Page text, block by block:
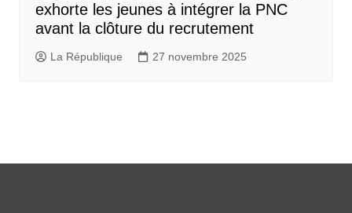
exhorte les jeunes à intégrer la PNC
avant la clôture du recrutement
La République 27 novembre 2025